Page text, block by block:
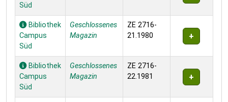
Süd
Bibliothek
Campus
Süd
Geschlossenes
Magazin
ZE 2716-
21.1980
Bibliothek
Campus
Süd
Geschlossenes
Magazin
ZE 2716-
22.1981